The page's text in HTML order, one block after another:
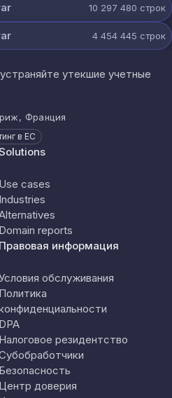
10 297 480 строк
4 454 445 строк
утекшие учетные
Франция
в ЕС
Use cases
Industries
Domain reports
Правовая информация
обслуживания
Политика
DPA
Налоговое резидентство
Безопасность
Центр доверия